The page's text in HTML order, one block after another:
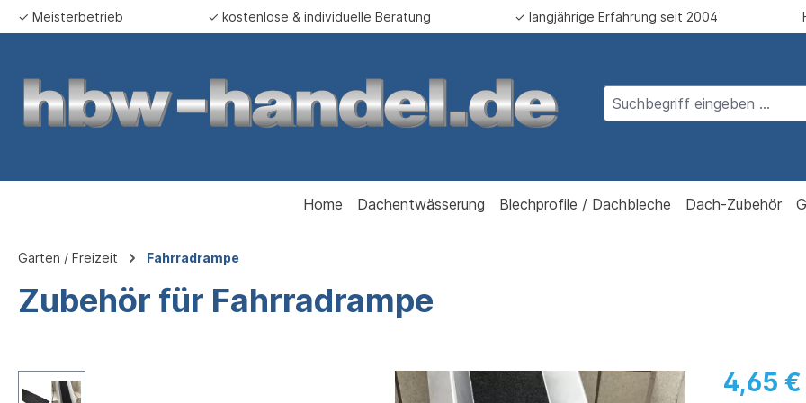
Zur Hauptnavigation springen
✓ Meisterbetrieb ✓ kostenlose & individuelle Beratung ✓ langjährige Erfahrung seit 2004
Home Dachentwässerung Blechprofile / Dachbleche Dach-Zubehör
Garten / Freizeit Fahrradrampe
Zubehör für Fahrradrampe
Bildergalerie überspringen 4,65 €